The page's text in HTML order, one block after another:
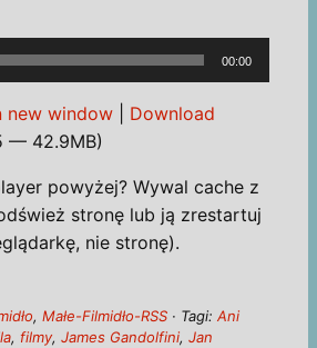
00:00
new window| Download
— 42.9MB)
powyżej? Wywal cache z
stronę lub ją zrestartuj
nie stronę).
, Małe-Filmidło-RSS· Tagi: Ani
, filmy, James Gandolfini, Jan